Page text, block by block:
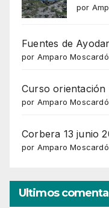
por
Fuentes de
por Amparo Moscardó
Curso
por Amparo Moscardó
Corbera 13 junio
por Amparo Moscardó
Ultimos